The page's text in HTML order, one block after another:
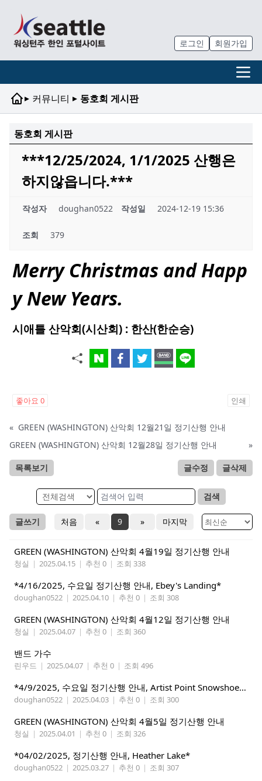
로그인 회원가입
▸ 커뮤니티 ▸ 동호회 게시판
동호회 게시판
***12/25/2024, 1/1/2025 산행은
하지않읍니다.***
작성자 doughan0522 작성일 2024-12-19 15:36
조회 379
Merry Christmas and Happ
y New Years.
시애틀 산악회(시산회) : 한산(한순승)
좋아요 0 인쇄
« GREEN (WASHINGTON) 산악회 12월21일 정기산행 안내
GREEN (WASHINGTON) 산악회 12월28일 정기산행 안내
»
목록보기 글수정 글삭제
검색
글쓰기 처음 « 9 » 마지막
GREEN (WASHINGTON) 산악회 4월19일 정기산행 안내
청실 | 2025.04.15 | 추천 0 | 조회 338
*4/16/2025, 수요일 정기산행 안내, Ebey's Landing*
doughan0522 | 2025.04.10 | 추천 0 | 조회 308
GREEN (WASHINGTON) 산악회 4월12일 정기산행 안내
청실 | 2025.04.07 | 추천 0 | 조회 360
밴드 가수
린우드 | 2025.04.07 | 추천 0 | 조회 496
*4/9/2025, 수요일 정기산행 안내, Artist Point Snowshoeing*
doughan0522 | 2025.04.03 | 추천 0 | 조회 300
GREEN (WASHINGTON) 산악회 4월5일 정기산행 안내
청실 | 2025.04.01 | 추천 0 | 조회 326
*04/02/2025, 정기산행 안내, Heather Lake*
doughan0522 | 2025.03.27 | 추천 0 | 조회 307